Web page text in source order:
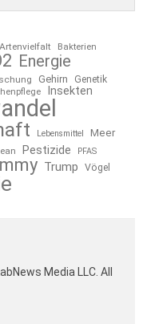
Artenvielfalt
Bakterien
Energie
Gehirn Genetik
Insekten
Lebensmittel
Meer
Pestizide PFAS
Trump
Vögel
Media LLC. All